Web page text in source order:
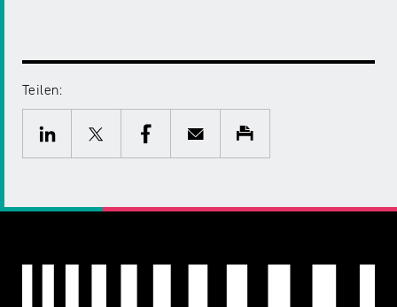
Teilen:
Twitter Facebook